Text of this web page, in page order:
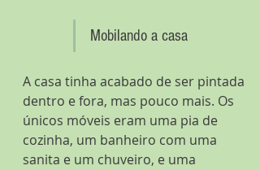
Mobilando a casa
A casa tinha acabado de ser pintada
dentro e fora, mas pouco mais. Os
únicos móveis eram uma pia de
cozinha, um banheiro com uma
sanita e um chuveiro, e uma